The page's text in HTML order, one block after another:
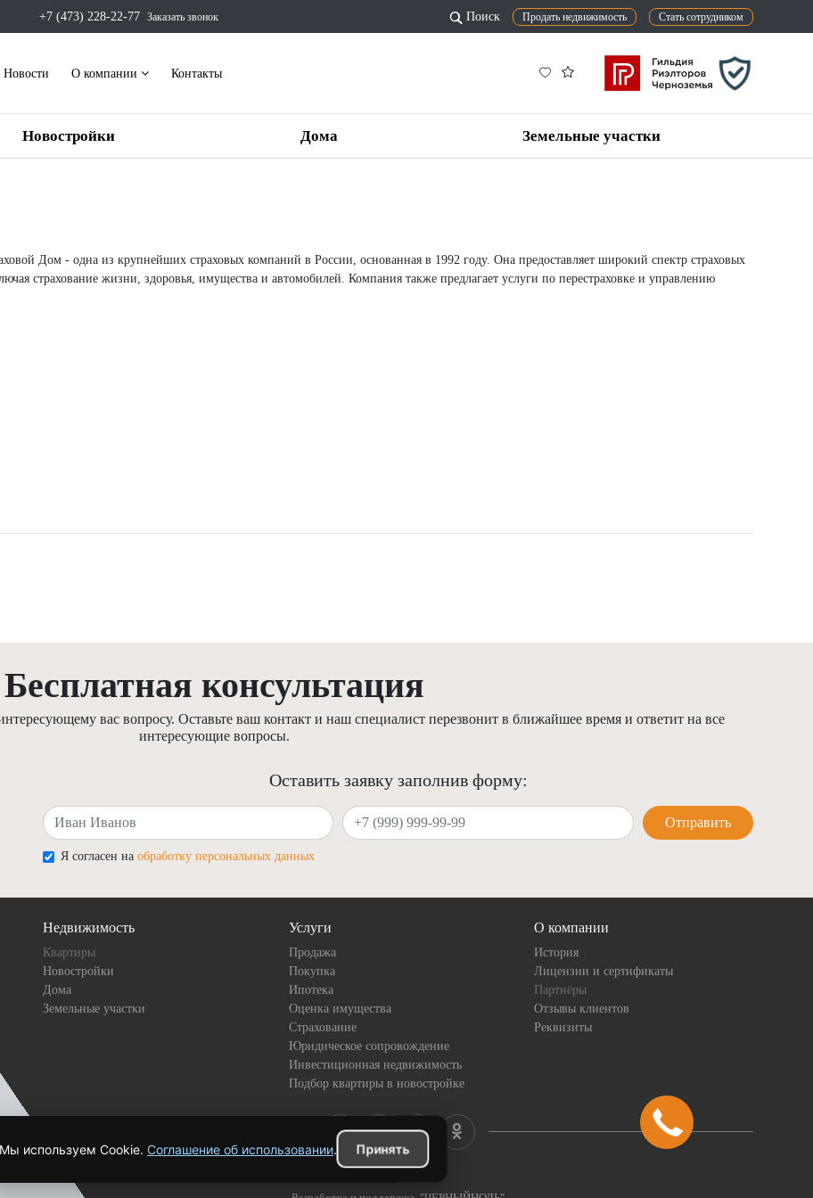
+7 (473) 228-22-77 Заказать звонок Поиск Продать недвижимость Стать сотрудником
Новости О компании Контакты
Новостройки Дома Земельные участки
Дом - одна из крупнейших страховых компаний в России, основанная в 1992 году. Она предоставляет широкий спектр страховых
страхование жизни, здоровья, имущества и автомобилей. Компания также предлагает услуги по перестраховке и управлению
Бесплатная консультация
вас вопросу. Оставьте ваш контакт и наш специалист перезвонит в ближайшее время и ответит на все
интересующие вопросы.
Оставить заявку заполнив форму:
Ваше имя Ваш телефон
Отправить
Я согласен наобработку персональных данных
Недвижимость
Квартиры
Новостройки
Дома
Земельные участки
Услуги
Продажа
Покупка
Ипотека
Оценка имущества
Страхование
Юридическое сопровождение
Инвестиционная недвижимость
Подбор квартиры в новостройке
О компании
История
Лицензии и сертификаты
Партнёры
Отзывы клиентов
Реквизиты
Мы используем Cookie. Соглашение об использовании. Принять